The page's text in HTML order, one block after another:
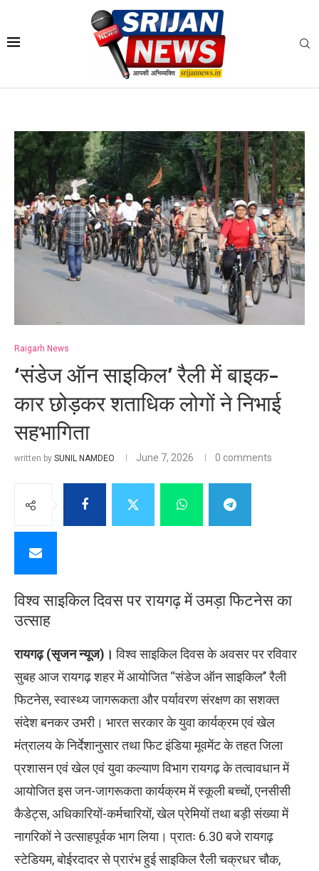
Raigarh News
‘संडेज ऑन साइकिल’ रैली में बाइक-
कार छोड़कर शताधिक लोगों ने निभाई
सहभागिता
written by SUNIL NAMDEO June 7, 2026 0 comments
विश्व साइकिल दिवस पर रायगढ़ में उमड़ा फिटनेस का
उत्साह
रायगढ़ (सृजन न्यूज)।विश्व साइकिल दिवस के अवसर पर रविवार
सुबह आज रायगढ़ शहर में आयोजित ‘‘संडेज ऑन साइकिल’’ रैली
फिटनेस, स्वास्थ्य जागरूकता और पर्यावरण संरक्षण का सशक्त
संदेश बनकर उभरी। भारत सरकार के युवा कार्यक्रम एवं खेल
मंत्रालय के निर्देशानुसार तथा फिट इंडिया मूवमेंट के तहत जिला
प्रशासन एवं खेल एवं युवा कल्याण विभाग रायगढ़ के तत्वावधान में
आयोजित इस जन-जागरूकता कार्यक्रम में स्कूली बच्चों, एनसीसी
कैडेट्स, अधिकारियों-कर्मचारियों, खेल प्रेमियों तथा बड़ी संख्या में
नागरिकों ने उत्साहपूर्वक भाग लिया। प्रातः 6.30 बजे रायगढ़
स्टेडियम, बोईरदादर से प्रारंभ हुई साइकिल रैली चक्रधर चौक,